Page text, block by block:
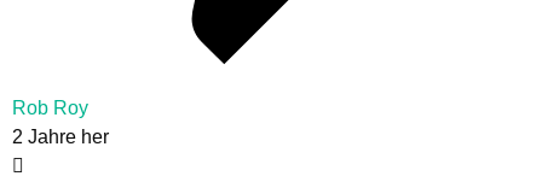
Rob Roy
2 Jahre her